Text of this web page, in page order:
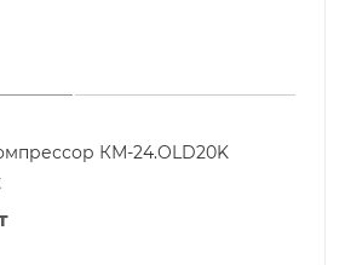
КМ-24.OLD20K